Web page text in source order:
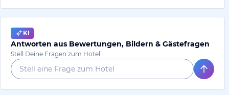
KI
Antworten aus Bewertungen, Bildern & Gästefragen
Stell Deine Fragen zum Hotel